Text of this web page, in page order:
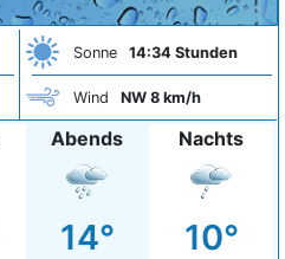
Sonne 14:34 Stunden
Wind NW 8 km/h
Abends
14°
Nachts
10°